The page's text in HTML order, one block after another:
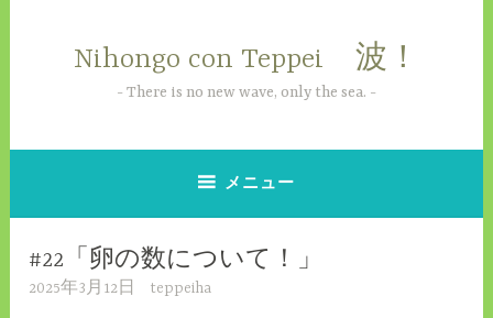
へ
Nihongo con Teppei 波！
There is no new wave, only the sea.
メニュー
#22「卵の数について！」
2025年3月12日 teppeiha